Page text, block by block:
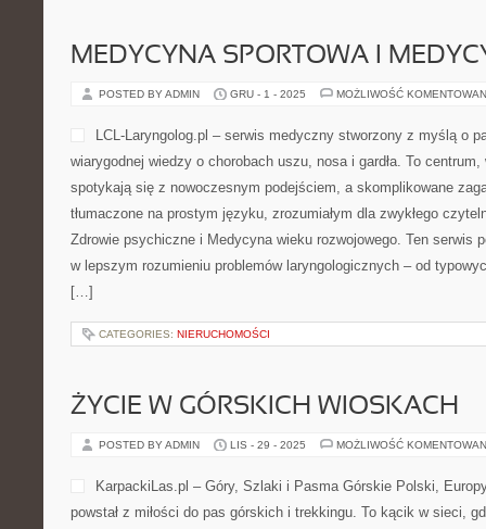
MEDYCYNA SPORTOWA I
POSTED BY ADMIN GRU - 1 - 2025 MOŻLIWOŚĆ
LCL-Laryngolog.pl – serwis medyczny stworzony z myślą o
wiarygodnej wiedzy o chorobach uszu, nosa i gardła. To
spotykają się z nowoczesnym podejściem, a skomplikowane
tłumaczone na prostym języku, zrozumiałym dla zwykłego
Zdrowie psychiczne i Medycyna wieku rozwojowego. Ten serwis
w lepszym rozumieniu problemów laryngologicznych – od
[…]
CATEGORIES: NIERUCHOMOŚCI
ŻYCIE W GÓRSKICH WIOSKACH
POSTED BY ADMIN LIS - 29 - 2025 MOŻLIWOŚĆ
KarpackiLas.pl – Góry, Szlaki i Pasma Górskie Polski,
powstał z miłości do pas górskich i trekkingu. To kącik w sieci,